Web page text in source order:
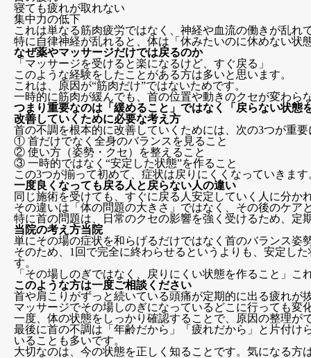
寝ても疲れが取れない
集中力の低下
これは単なる筋肉疲労ではなく、神経や血流の働きが乱れ
特に自律神経が乱れると、体は「休みたいのに休めない状
なぜ薬やマッサージだけでは戻るのか
「マッサージを受けると楽になるけど、すぐ戻る」
このような経験をしたことがある方は多いと思います。
これは、原因が“筋肉だけ”ではないためです。
一時的に筋肉が緩んでも、首の位置や動きのクセが変わら
つまり重要なのは「緩めること」ではなく「戻らない状態
改善していくために必要な考え方
首の不調を根本的に改善していくためには、次の3つが重
① 首だけでなく全身のバランスを見ること
② 使い方（姿勢・クセ）を整えること
③ 一時的ではなく“安定した状態”を作ること
この3つが揃って初めて、症状は戻りにくくなっていきます
一度良くなっても戻る人と戻らない人の違い
同じ施術を受けても、すぐに戻る人安定していく人に分か
その違いは「体の問題の大きさ」ではなく、その後のケア
特に首の問題は、日常のクセの影響を強く受けるため、定
当院の考え方当院
単にその場の症状を和らげるだけではなく首のバランス姿
そのため、1回で完全に終わらせるというよりも、安定し
す。
「その場しのぎではなく、戻りにくい状態を作ること」こ
このような方は一度ご相談ください
首や肩こりがずっと続いている頭痛が定期的に出る疲れが
マッサージでその場しのぎになっているどこに行っても変
一度、体の状態をしっかり確認することで、原因の整理が
最後に首の不調は「年齢だから」「疲れだから」と片付け
いることも多いです。
大切なのは、今の状態を正しく知ることです。気になる方